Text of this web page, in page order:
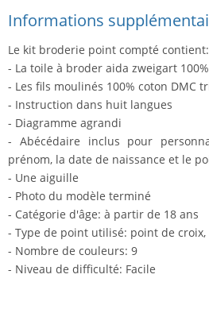
Informations
Le kit broderie point compté contient:
- La toile à broder aida zweigart
- Les fils moulinés 100% coton DMC
- Instruction dans huit langues
- Diagramme agrandi
- Abécédaire inclus pour
prénom, la date de naissance et le
- Une aiguille
- Photo du modèle terminé
- Catégorie d'âge: à partir de 18 ans
- Type de point utilisé: point de
- Nombre de couleurs: 9
- Niveau de difficulté: Facile